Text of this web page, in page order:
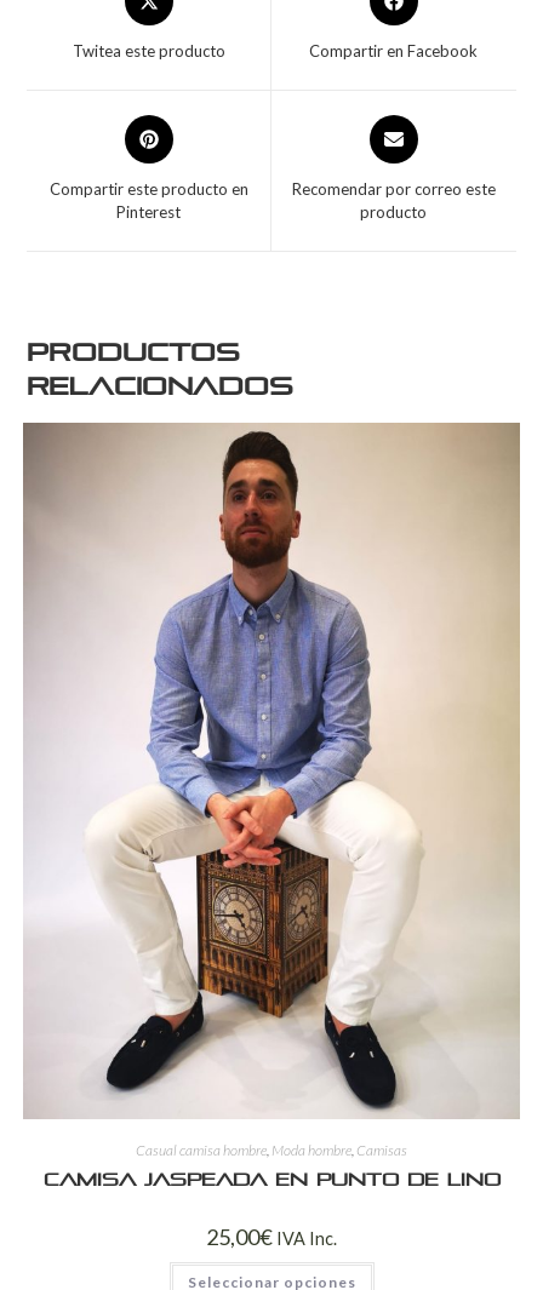
Twitea este producto Compartir en Facebook
Compartir este producto en
Pinterest
Recomendar por correo este
producto
Productos
relacionados
Casual camisa hombre, Moda hombre, Camisas
Camisa jaspeada en punto de lino
25,00€ IVA Inc.
Seleccionar opciones